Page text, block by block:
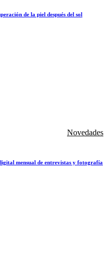
de la piel después del sol
Novedades
mensual de entrevistas y fotografía